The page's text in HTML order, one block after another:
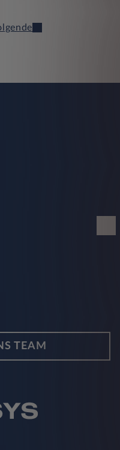
TEAM